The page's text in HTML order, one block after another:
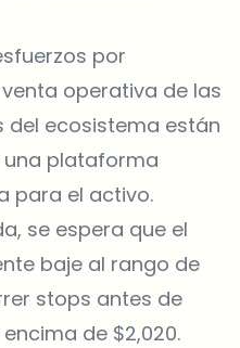
por
operativa de las
del ecosistema están
plataforma
para el activo.
se espera que el
baje al rango de
stops antes de
de $2,020.